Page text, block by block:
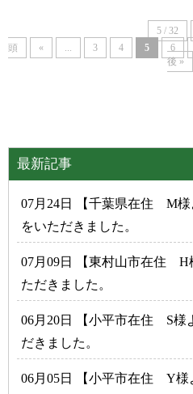
5 / 32
頭
« 3 4 5 6
後 »
最新記事
07月24日 【千葉県在住 M様
をいただきました。
07月09日 【東村山市在住 H
ただきました。
06月20日 【小平市在住 S様
だきました。
06月05日 【小平市在住 Y様